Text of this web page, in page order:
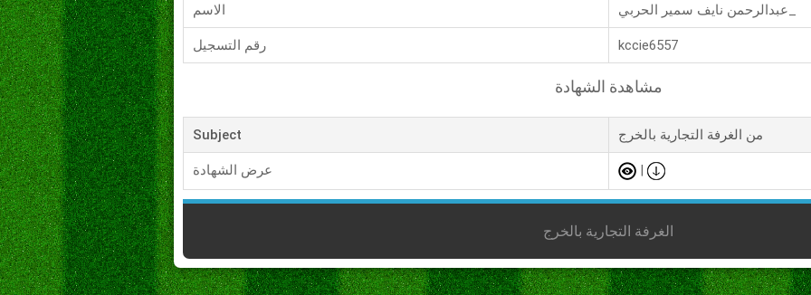
الاسم
رقم التسجيل kccie6557
مشاهدة الشهادة
Subject من الغرفة التجارية بالخرج
عرض الشهادة |
الغرفة التجارية بالخرج